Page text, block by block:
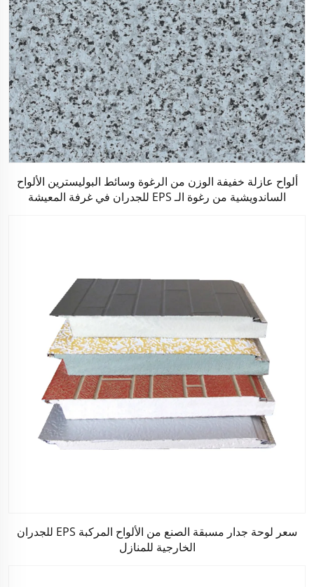
ألواح عازلة خفيفة الوزن من الرغوة وسائط البوليسترين الألواح
الساندويشية من رغوة الـ EPS للجدران في غرفة المعيشة
سعر لوحة جدار مسبقة الصنع من الألواح المركبة EPS للجدران
الخارجية للمنازل